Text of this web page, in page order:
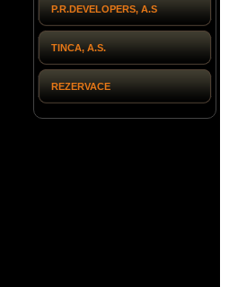
P.R.DEVELOPERS, A.S
TINCA, A.S.
REZERVACE